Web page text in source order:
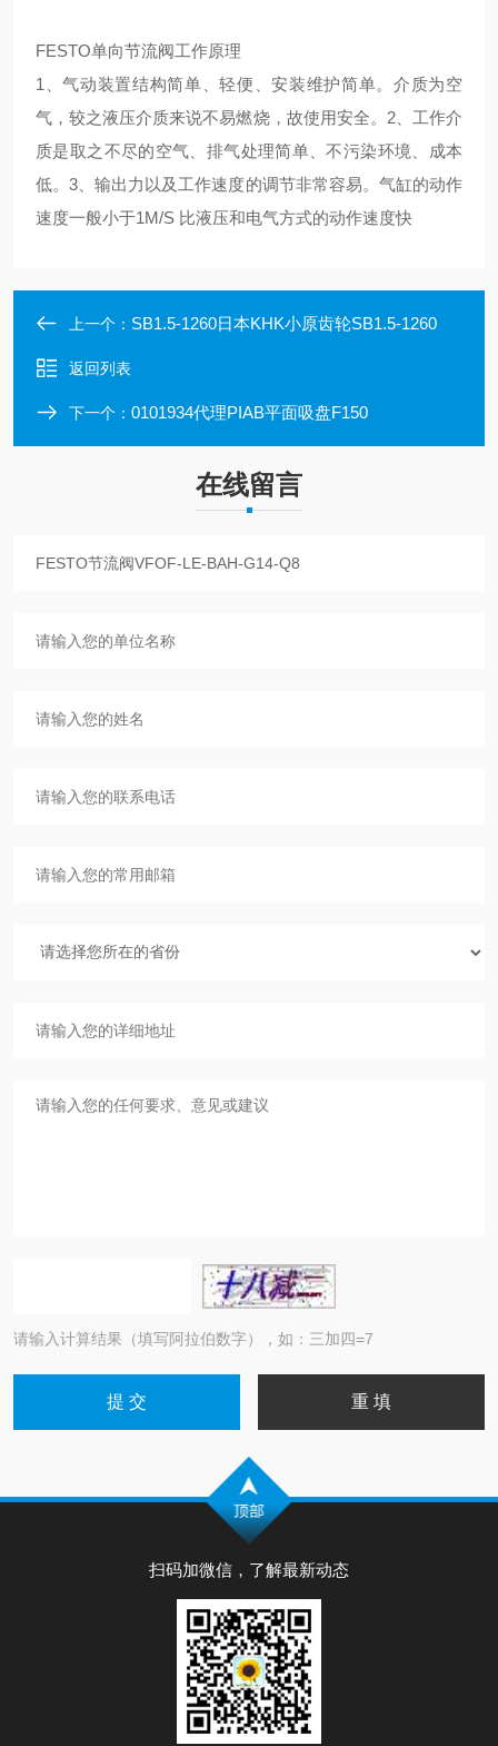
FESTO单向节流阀工作原理
1、气动装置结构简单、轻便、安装维护简单。介质为空
气，较之液压介质来说不易燃烧，故使用安全。2、工作介
质是取之不尽的空气、排气处理简单、不污染环境、成本
低。3、输出力以及工作速度的调节非常容易。气缸的动作
速度一般小于1M/S 比液压和电气方式的动作速度快
上一个： SB1.5-1260日本KHK小原齿轮SB1.5-1260
返回列表
下一个： 0101934代理PIAB平面吸盘F150
在线留言
请输入计算结果（填写阿拉伯数字），如：三加四=7
扫码加微信，了解最新动态